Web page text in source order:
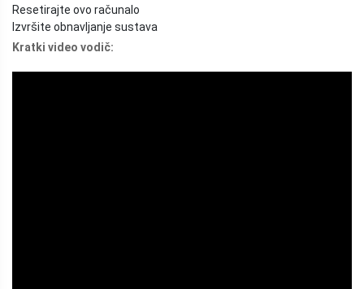
Resetirajte ovo računalo
Izvršite obnavljanje sustava
Kratki video vodič: